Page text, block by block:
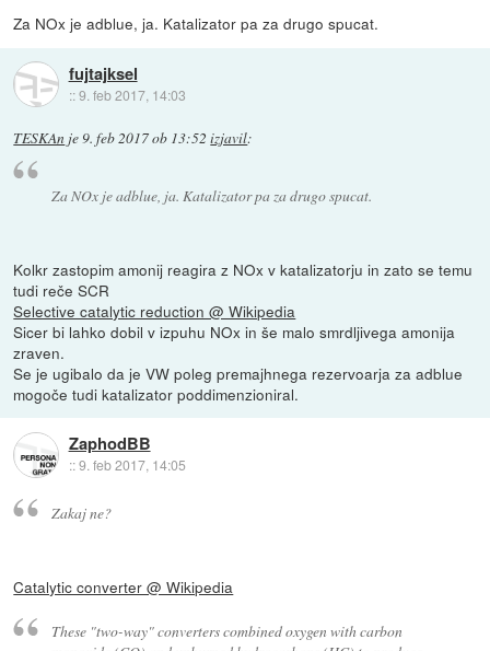
Za NOx je adblue, ja. Katalizator pa za drugo spucat.
fujtajksel
::9. feb 2017, 14:03
TESKAn je9. feb 2017 ob 13:52 izjavil:
Za NOx je adblue, ja. Katalizator pa za drugo spucat.
Kolkr zastopim amonij reagira z NOx v katalizatorju in zato se temu
tudi reče SCR
Selective catalytic reduction @ Wikipedia
Sicer bi lahko dobil v izpuhu NOx in še malo smrdljivega amonija
zraven.
Se je ugibalo da je VW poleg premajhnega rezervoarja za adblue
mogoče tudi katalizator poddimenzioniral.
ZaphodBB
::9. feb 2017, 14:05
Zakaj ne?
Catalytic converter @ Wikipedia
These "two-way" converters combined oxygen with carbon